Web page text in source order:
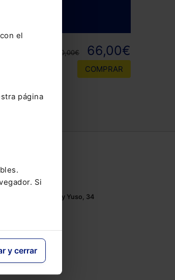
con el
página
Si
y cerrar
110,00€ 66,00€
COMPRAR
91 210 80 00
unemail
de Suso y Yuso, 34